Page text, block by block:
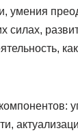
умения
силах,